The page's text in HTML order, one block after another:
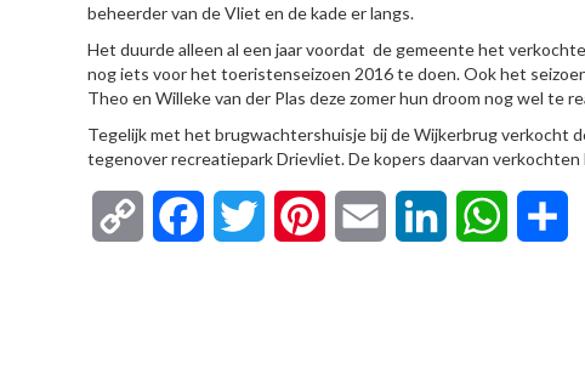
beheerder van de Vliet en de kade er langs.
Het duurde alleen al een jaar voordat de gemeente het
nog iets voor het toeristenseizoen 2016 te doen. Ook het
Theo en Willeke van der Plas deze zomer hun droom nog wel te
Tegelijk met het brugwachtershuisje bij de Wijkerbrug verkocht
tegenover recreatiepark Drievliet. De kopers daarvan
Copy FacebookTwitter Pinterest Email LinkedIn WhatsApp